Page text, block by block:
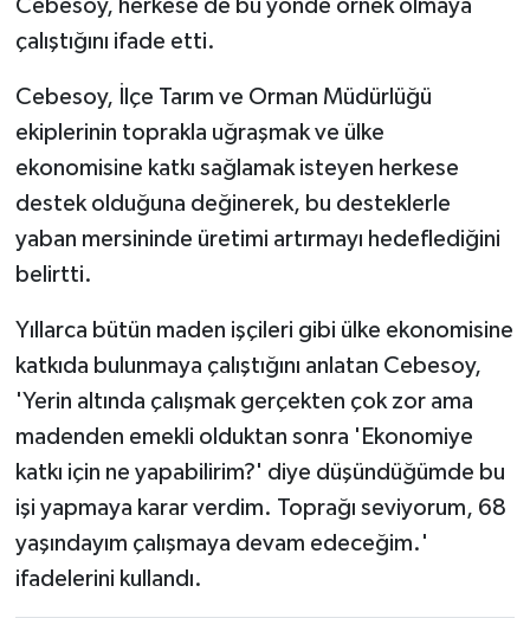
Cebesoy, herkese de bu yönde örnek olmaya
çalıştığını ifade etti.
Cebesoy, İlçe Tarım ve Orman Müdürlüğü
ekiplerinin toprakla uğraşmak ve ülke
ekonomisine katkı sağlamak isteyen herkese
destek olduğuna değinerek, bu desteklerle
yaban mersininde üretimi artırmayı hedeflediğini
belirtti.
Yıllarca bütün maden işçileri gibi ülke ekonomisine
katkıda bulunmaya çalıştığını anlatan Cebesoy,
'Yerin altında çalışmak gerçekten çok zor ama
madenden emekli olduktan sonra 'Ekonomiye
katkı için ne yapabilirim?' diye düşündüğümde bu
işi yapmaya karar verdim. Toprağı seviyorum, 68
yaşındayım çalışmaya devam edeceğim.'
ifadelerini kullandı.